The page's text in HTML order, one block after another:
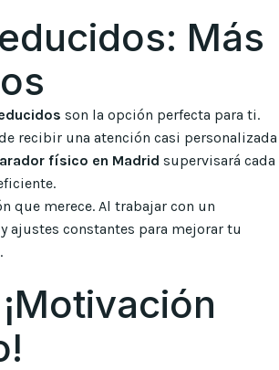
Más
son la opción perfecta para ti.
recibir una atención casi personalizada
físico en Madrid supervisará cada
que merece. Al trabajar con un
ajustes constantes para mejorar tu